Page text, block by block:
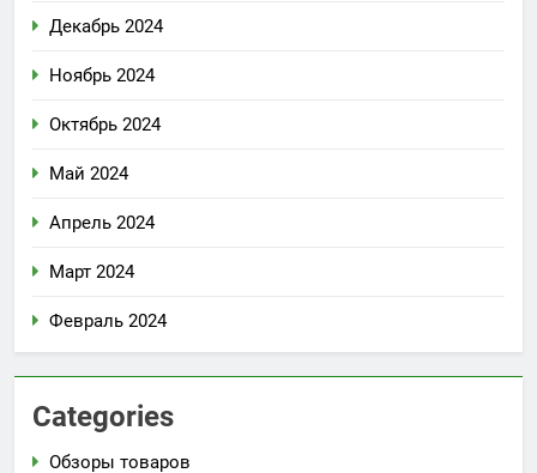
Декабрь 2024
Ноябрь 2024
Октябрь 2024
Май 2024
Апрель 2024
Март 2024
Февраль 2024
Categories
Обзоры товаров